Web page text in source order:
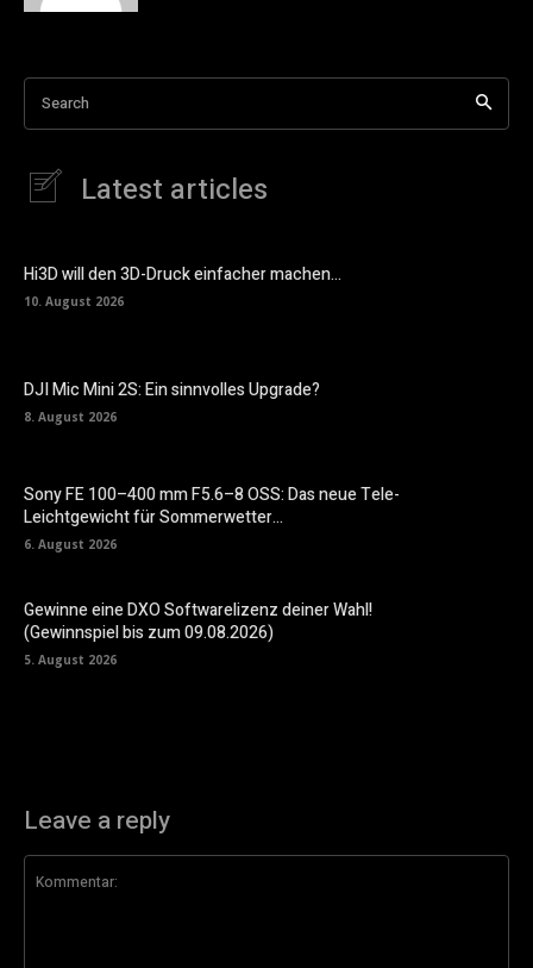
Search
Latest articles
Hi3D will den 3D-Druck einfacher machen…
10. August 2026
DJI Mic Mini 2S: Ein sinnvolles Upgrade?
8. August 2026
Sony FE 100–400 mm F5.6–8 OSS: Das neue Tele-
Leichtgewicht für Sommerwetter…
6. August 2026
Gewinne eine DXO Softwarelizenz deiner Wahl!
(Gewinnspiel bis zum 09.08.2026)
5. August 2026
Leave a reply